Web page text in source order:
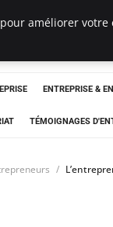
ENTREPRISE &
TÉMOIGNAGES
améliorer